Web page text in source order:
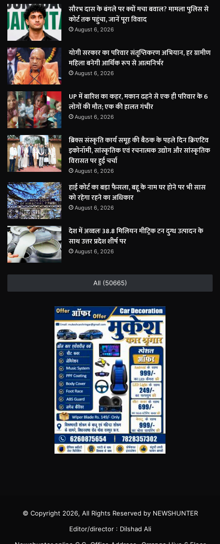
सौरभ दास के बंगले पर क्यों मचा बवाल? मामला पुलिस से
कोर्ट तक पहुंचा, जानें पूरा विवाद
August 6, 2026
योगी सरकार का परिवार संतृप्तिकरण अभियान, हर ग्रामीण
महिला बनेगी आर्थिक रूप से आत्मनिर्भर
August 6, 2026
UP में बारिश का कहर, मकान ढहने से एक ही परिवार के 6
लोगों की मौत; एक की हालत गंभीर
August 6, 2026
ब्रिक्स संस्कृति कार्य समूह की बैठक के पहले दिन क्रिएटिव
इकोनॉमी, सांस्कृतिक एवं रचनात्मक उद्योग और सांस्कृतिक
विरासत पर हुई चर्चा
August 6, 2026
हाई कोर्ट का बड़ा फैसला, बहू के नाम घर होने पर भी सास
को रहेगा रहने का अधिकार
August 6, 2026
देश में अव्वलः 38.8 मिलियन मीट्रिक टन दुग्ध उत्पादन के
साथ उत्तर प्रदेश शीर्ष पर
August 6, 2026
All (50665)
© Copyright 2026, All Rights Reserved by NEWSHUNTER
Editor/director : Dilshad Ali